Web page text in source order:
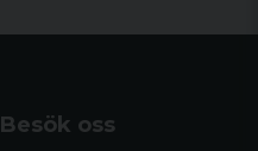
Besök oss